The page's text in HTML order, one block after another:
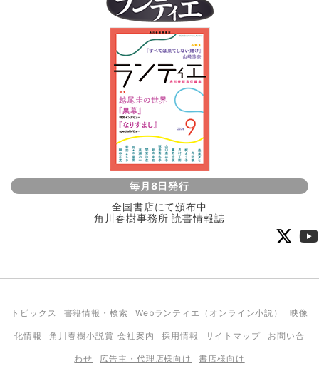
毎月8日発行
全国書店にて頒布中
角川春樹事務所 読書情報誌
トピックス 書籍情報 ・検索 Webランティエ（オンライン小説） 映像
化情報 角川春樹小説賞 会社案内 採用情報 サイトマップ お問い合
わせ 広告主・代理店様向け 書店様向け